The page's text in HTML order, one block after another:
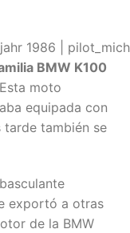
BMW K100
moto
equipada con
tarde también se
exportó a otras
de la BMW